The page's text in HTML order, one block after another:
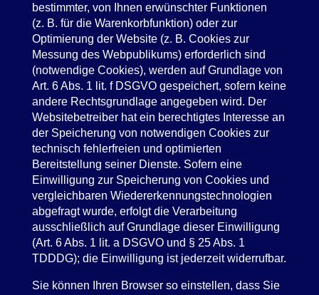
bestimmter, von Ihnen erwünschter Funktionen
(z. B. für die Warenkorbfunktion) oder zur
Optimierung der Website (z. B. Cookies zur
Messung des Webpublikums) erforderlich sind
(notwendige Cookies), werden auf Grundlage von
Art. 6 Abs. 1 lit. f DSGVO gespeichert, sofern keine
andere Rechtsgrundlage angegeben wird. Der
Websitebetreiber hat ein berechtigtes Interesse an
der Speicherung von notwendigen Cookies zur
technisch fehlerfreien und optimierten
Bereitstellung seiner Dienste. Sofern eine
Einwilligung zur Speicherung von Cookies und
vergleichbaren Wiedererkennungstechnologien
abgefragt wurde, erfolgt die Verarbeitung
ausschließlich auf Grundlage dieser Einwilligung
(Art. 6 Abs. 1 lit. a DSGVO und § 25 Abs. 1
TDDDG); die Einwilligung ist jederzeit widerrufbar.
Sie können Ihren Browser so einstellen, dass Sie